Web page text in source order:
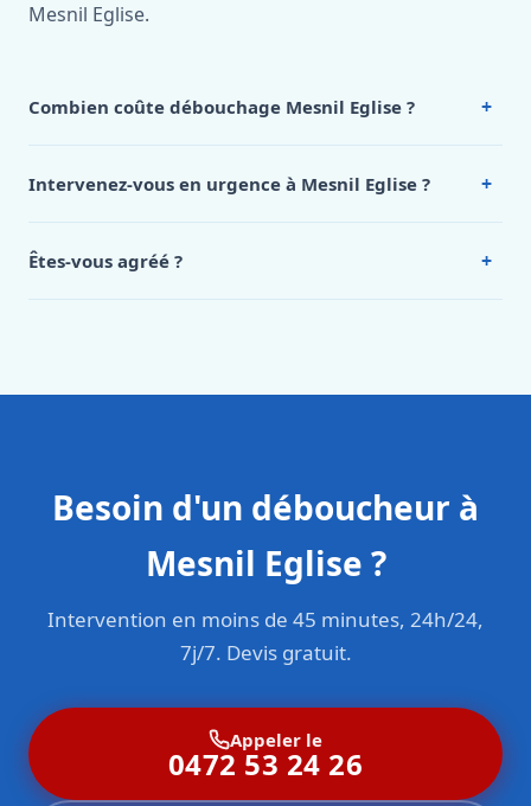
Mesnil Eglise.
Combien coûte débouchage Mesnil Eglise ? +
Eglise, appelez le 0472 53 24 26.
Intervenez-vous en urgence à Mesnil Eglise ? +
Êtes-vous agréé ? +
Besoin d'un déboucheur à
Mesnil Eglise ?
Intervention en moins de 45 minutes, 24h/24,
7j/7. Devis gratuit.
Appeler le
0472 53 24 26